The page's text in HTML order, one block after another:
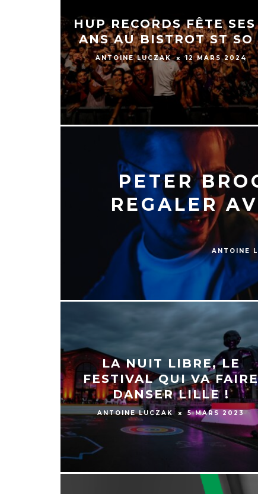
HUP RECORDS FÊTE SES
ANS AU BISTROT ST SO
ANTOINE LUCZAK 12 MARS 2024
PETER
REGALER
ANTOINE
LA NUIT LIBRE, LE
FESTIVAL QUI VA FAIRE
DANSER LILLE !
ANTOINE LUCZAK 5 MARS 2023